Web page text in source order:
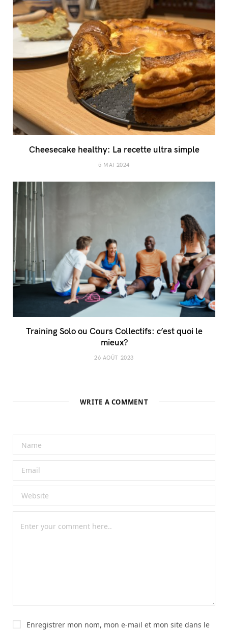
Cheesecake healthy: La recette ultra simple
5 MAI 2024
Training Solo ou Cours Collectifs: c’est quoi le
mieux?
26 AOÛT 2023
WRITE A COMMENT
Enregistrer mon nom, mon e-mail et mon site dans le